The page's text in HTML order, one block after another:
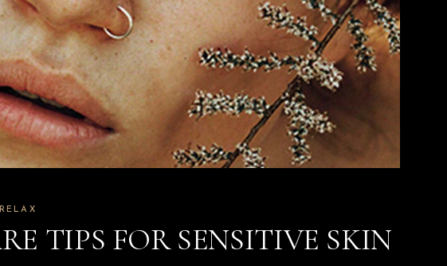
RELAX
TIPS FOR SENSITIVE SKIN